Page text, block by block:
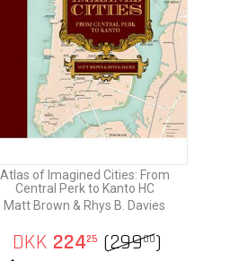
Atlas of Imagined Cities: From
Central Perk to Kanto HC
Matt Brown & Rhys B. Davies
DKK 22425 (29900)